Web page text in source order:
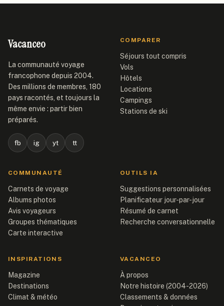
Vacanceo
La communauté voyage
francophone depuis 2004.
Des millions de membres, 180
pays racontés, et toujours la
même envie : partir bien
préparés.
fb ig yt tt
COMPARER
Séjours tout compris
Vols
Hôtels
Locations
Campings
Stations de ski
COMMUNAUTÉ
Carnets de voyage
Albums photos
Avis voyageurs
Groupes thématiques
Carte interactive
OUTILS IA
Suggestions personnalisées
Planificateur jour-par-jour
Résumé de carnet
Recherche conversationnelle
INSPIRATIONS
Magazine
Destinations
Climat & météo
VACANCEO
À propos
Notre histoire (2004-2026)
Classements & données